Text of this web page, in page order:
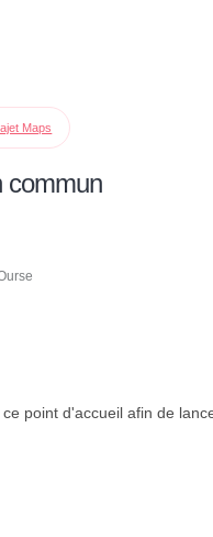
Maps
commun
point d'accueil afin de